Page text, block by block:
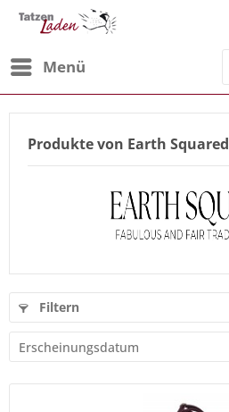
Menü
Produkte von Earth Squared
Filtern